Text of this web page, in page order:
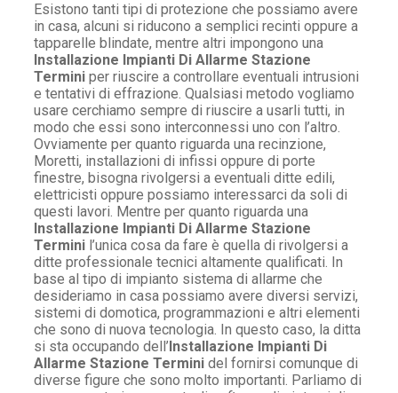
Esistono tanti tipi di protezione che possiamo avere
in casa, alcuni si riducono a semplici recinti oppure a
tapparelle blindate, mentre altri impongono una
Installazione Impianti Di Allarme Stazione
Termini per riuscire a controllare eventuali intrusioni
e tentativi di effrazione. Qualsiasi metodo vogliamo
usare cerchiamo sempre di riuscire a usarli tutti, in
modo che essi sono interconnessi uno con l’altro.
Ovviamente per quanto riguarda una recinzione,
Moretti, installazioni di infissi oppure di porte
finestre, bisogna rivolgersi a eventuali ditte edili,
elettricisti oppure possiamo interessarci da soli di
questi lavori. Mentre per quanto riguarda una
Installazione Impianti Di Allarme Stazione
Termini l’unica cosa da fare è quella di rivolgersi a
ditte professionale tecnici altamente qualificati. In
base al tipo di impianto sistema di allarme che
desideriamo in casa possiamo avere diversi servizi,
sistemi di domotica, programmazioni e altri elementi
che sono di nuova tecnologia. In questo caso, la ditta
si sta occupando dell’Installazione Impianti Di
Allarme Stazione Termini del fornirsi comunque di
diverse figure che sono molto importanti. Parliamo di